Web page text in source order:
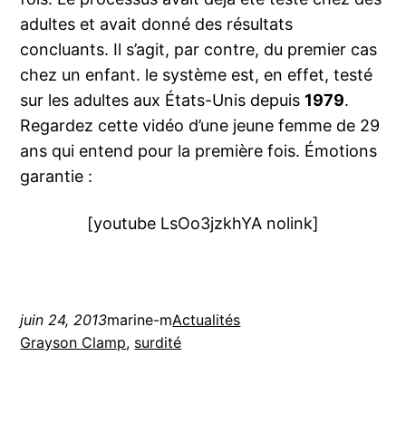
adultes et avait donné des résultats
concluants. Il s’agit, par contre, du premier cas
chez un enfant. le système est, en effet, testé
sur les adultes aux États-Unis depuis 1979.
Regardez cette vidéo d’une jeune femme de 29
ans qui entend pour la première fois. Émotions
garantie :
[youtube LsOo3jzkhYA nolink]
juin 24, 2013marine-mActualités
Grayson Clamp, surdité